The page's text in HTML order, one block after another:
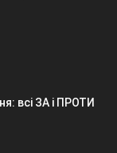
всі ЗА і ПРОТИ